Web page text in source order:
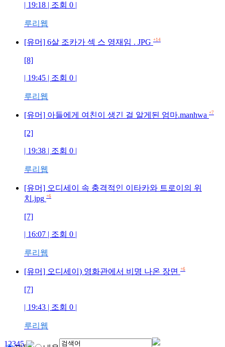
| 19:18 | 조회 0 |
루리웹
[유머] 6살 조카가 섹 스 영재임 . JPG +14
[8]
| 19:45 | 조회 0 |
루리웹
[유머] 아들에게 여친이 생긴 걸 알게된 엄마.manhwa +7
[2]
| 19:38 | 조회 0 |
루리웹
[유머] 오디세이 속 충격적인 이타카와 트로이의 위
치.jpg +6
[7]
| 16:07 | 조회 0 |
루리웹
[유머] 오디세이) 영화관에서 비명 나온 장면 +6
[7]
| 19:43 | 조회 0 |
루리웹
12345